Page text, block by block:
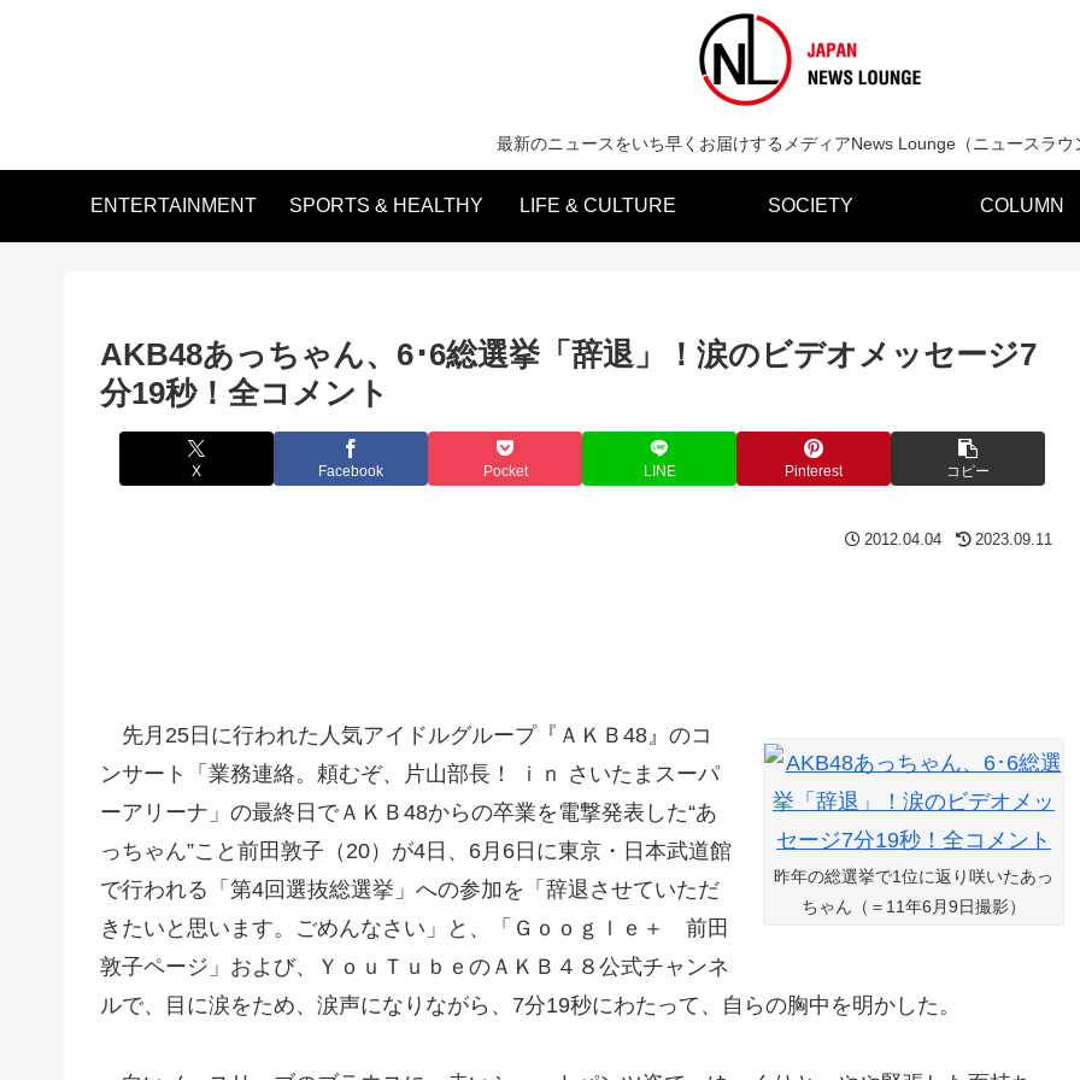
最新のニュースをいち早くお届けするメディアNews Lounge（ニュースラウ
ENTERTAINMENT SPORTS & HEALTHY LIFE & CULTURE SOCIETY COLUMN
AKB48あっちゃん、6･6総選挙「辞退」！涙のビデオメッセージ7
分19秒！全コメント
X Facebook Pocket LINE Pinterest コピー
2012.04.04 2023.09.11
昨年の総選挙で1位に返り咲いたあっ
ちゃん（＝11年6月9日撮影）
先月25日に行われた人気アイドルグループ『ＡＫＢ48』のコ
ンサート「業務連絡。頼むぞ、片山部長！ ｉｎ さいたまスーパ
ーアリーナ」の最終日でＡＫＢ48からの卒業を電撃発表した“あ
っちゃん”こと前田敦子（20）が4日、6月6日に東京・日本武道館
で行われる「第4回選抜総選挙」への参加を「辞退させていただ
きたいと思います。ごめんなさい」と、「Ｇｏｏｇｌｅ＋ 前田
敦子ページ」および、ＹｏｕＴｕｂｅのＡＫＢ４８公式チャンネ
ルで、目に涙をため、涙声になりながら、7分19秒にわたって、自らの胸中を明かした。